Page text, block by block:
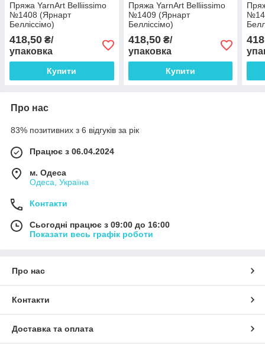
Пряжа YarnArt Belliissimo
№1408 (Ярнарт
Белліссімо)
418,50 ₴/
упаковка
Купити
Пряжа YarnArt Belliissimo
№1409 (Ярнарт
Белліссімо)
418,50₴/
упаковка
Купити
Про нас
83% позитивних з 6 відгуків за рік
Працює з 06.04.2024
м. Одеса
Одеса, Україна
Контакти
Сьогодні працює з 09:00 до 16:00
Показати весь графік роботи
Про нас
Контакти
Доставка та оплата